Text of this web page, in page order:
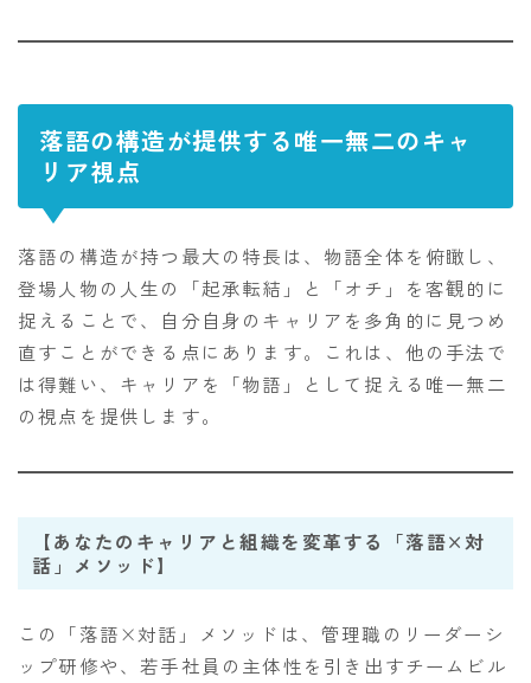
落語の構造が提供する唯一無二のキャ
リア視点
落語の構造が持つ最大の特長は、物語全体を俯瞰し、
登場人物の人生の「起承転結」と「オチ」を客観的に
捉えることで、自分自身のキャリアを多角的に見つめ
直すことができる点にあります。これは、他の手法で
は得難い、キャリアを「物語」として捉える唯一無二
の視点を提供します。
【あなたのキャリアと組織を変革する「落語×対
話」メソッド】
この「落語×対話」メソッドは、管理職のリーダーシ
ップ研修や、若手社員の主体性を引き出すチームビル